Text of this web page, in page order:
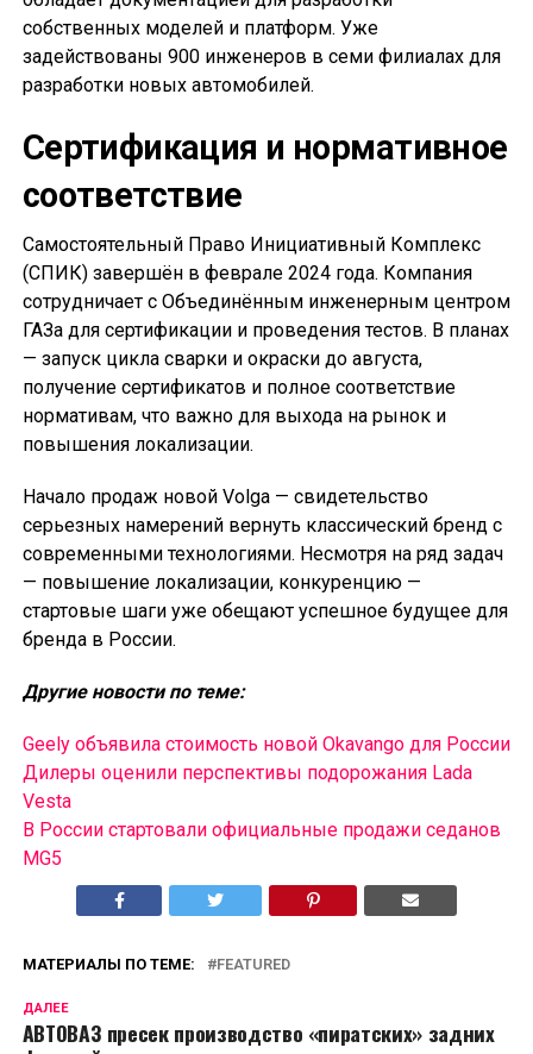
собственных моделей и платформ. Уже
задействованы 900 инженеров в семи филиалах для
разработки новых автомобилей.
Сертификация и нормативное
соответствие
Самостоятельный Право Инициативный Комплекс
(СПИК) завершён в феврале 2024 года. Компания
сотрудничает с Объединённым инженерным центром
ГАЗа для сертификации и проведения тестов. В планах
— запуск цикла сварки и окраски до августа,
получение сертификатов и полное соответствие
нормативам, что важно для выхода на рынок и
повышения локализации.
Начало продаж новой Volga — свидетельство
серьезных намерений вернуть классический бренд с
современными технологиями. Несмотря на ряд задач
— повышение локализации, конкуренцию —
стартовые шаги уже обещают успешное будущее для
бренда в России.
Другие новости по теме:
Geely объявила стоимость новой Okavango для России
Дилеры оценили перспективы подорожания Lada
Vesta
В России cтартовали официальные продажи седанов
MG5
МАТЕРИАЛЫ ПО ТЕМЕ: FEATURED
ДАЛЕЕ
АВТОВАЗ пресек производство «пиратских» задних